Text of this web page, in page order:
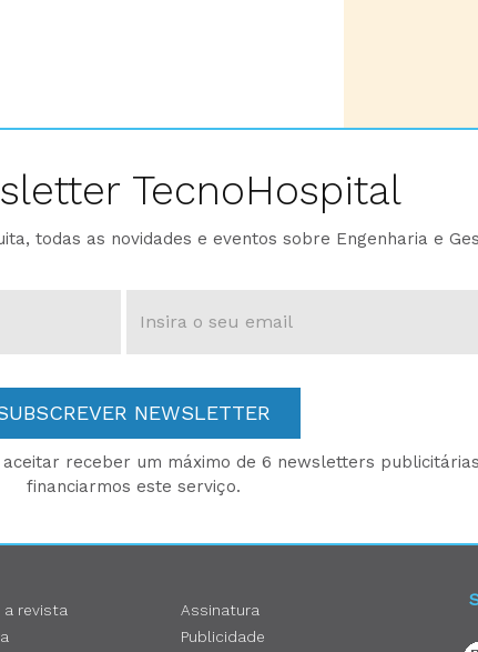
TecnoHospital
todas as novidades e eventos sobre Engenharia e
NEWSLETTER
receber um máximo de 6 newsletters
financiarmos este serviço.
a revista
Assinatura
Publicidade